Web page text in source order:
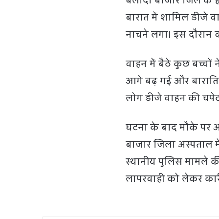
बारात में शामिल डीजे
नाचने लगा। इस दौरान
वाहन में बैठे कुछ बच्चों
आगे बढ़ गई और
लोग डीजे वाहन की
घटना के बाद मौके पर
बाजार जिला अस्पताल
स्थानीय पुलिस मामले
लापरवाही को लेकर